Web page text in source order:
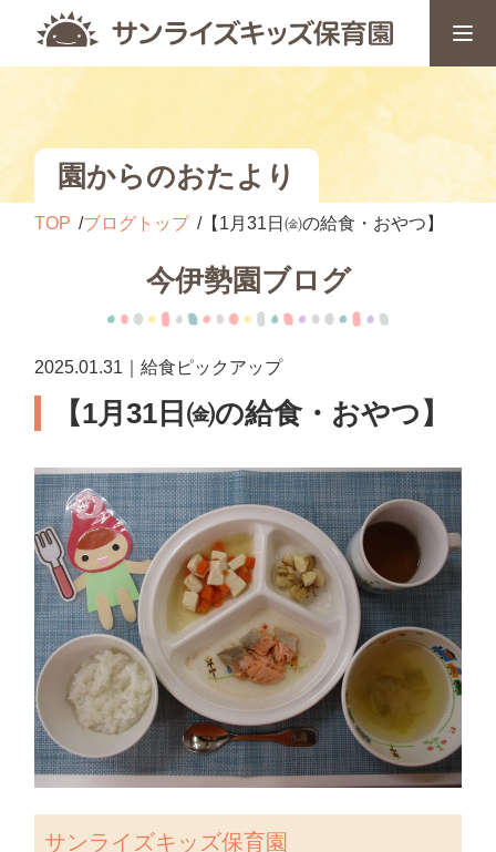
園からのおたより
TOP ブログトップ 【1月31日㈮の給食・おやつ】
今伊勢園ブログ
2025.01.31｜給食ピックアップ
【1月31日㈮の給食・おやつ】
サンライズキッズ保育園